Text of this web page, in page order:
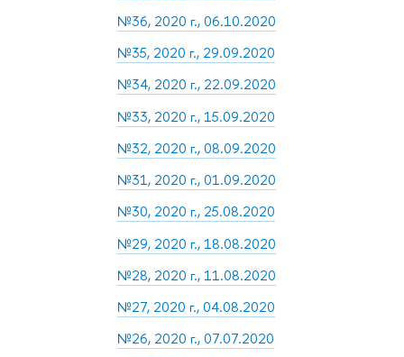
№36, 2020 г., 06.10.2020
№35, 2020 г., 29.09.2020
№34, 2020 г., 22.09.2020
№33, 2020 г., 15.09.2020
№32, 2020 г., 08.09.2020
№31, 2020 г., 01.09.2020
№30, 2020 г., 25.08.2020
№29, 2020 г., 18.08.2020
№28, 2020 г., 11.08.2020
№27, 2020 г., 04.08.2020
№26, 2020 г., 07.07.2020